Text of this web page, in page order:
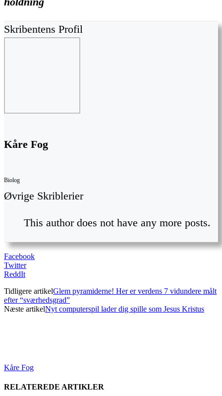
Skribentens Profil
Kåre Fog
Biolog
Øvrige Skriblerier
This author does not have any more posts.
Facebook
Twitter
ReddIt
Tidligere artikelGlem pyramiderne! Her er verdens 7 vidundere målt
efter “sværhedsgrad”
Næste artikelNyt computerspil lader dig spille som Jesus Kristus
Kåre Fog
RELATEREDE ARTIKLER